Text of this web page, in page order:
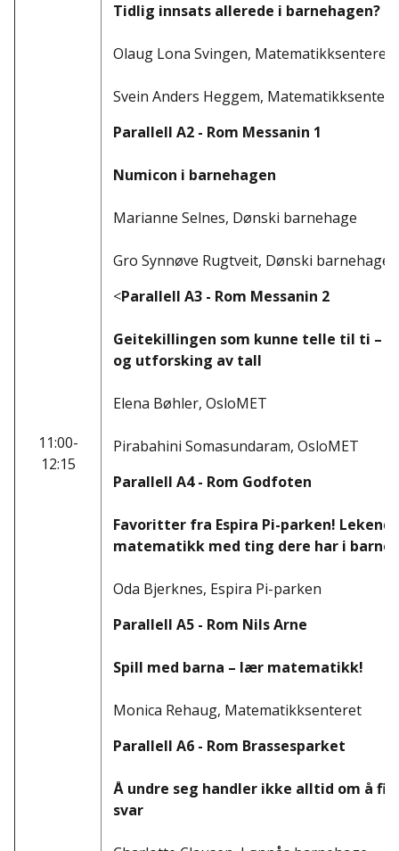
11:00-
12:15
Tidlig innsats allerede i barnehagen?
Olaug Lona Svingen, Matematikksenteret
Svein Anders Heggem,
Parallell A2 - Rom Messanin 1
Numicon i barnehagen
Marianne Selnes, Dønski barnehage
Gro Synnøve Rugtveit, Dønski barnehage
<Parallell A3 - Rom Messanin 2
Geitekillingen som kunne telle til ti –
og utforsking av tall
Elena Bøhler, OsloMET
Pirabahini Somasundaram, OsloMET
Parallell A4 - Rom Godfoten
Favoritter fra Espira Pi-parken!
matematikk med ting dere har i
Oda Bjerknes, Espira Pi-parken
Parallell A5 - Rom Nils Arne
Spill med barna – lær matematikk!
Monica Rehaug, Matematikksenteret
Parallell A6 - Rom Brassesparket
Å undre seg handler ikke alltid om å
svar